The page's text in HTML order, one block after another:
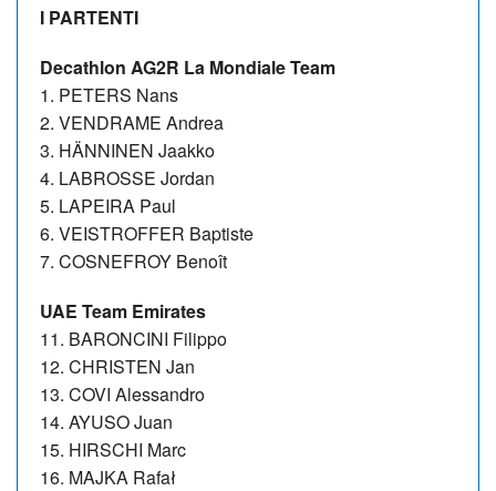
I PARTENTI
Decathlon AG2R La Mondiale Team
1. PETERS Nans
2. VENDRAME Andrea
3. HÄNNINEN Jaakko
4. LABROSSE Jordan
5. LAPEIRA Paul
6. VEISTROFFER Baptiste
7. COSNEFROY Benoît
UAE Team Emirates
11. BARONCINI Filippo
12. CHRISTEN Jan
13. COVI Alessandro
14. AYUSO Juan
15. HIRSCHI Marc
16. MAJKA Rafał